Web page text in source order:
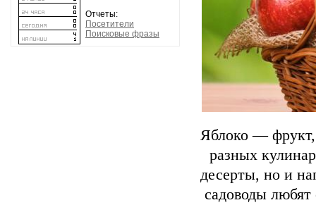
Отчеты:
Посетители
Поисковые фразы
Яблоко — фрукт,
разных
десерты, но и
садоводы любят